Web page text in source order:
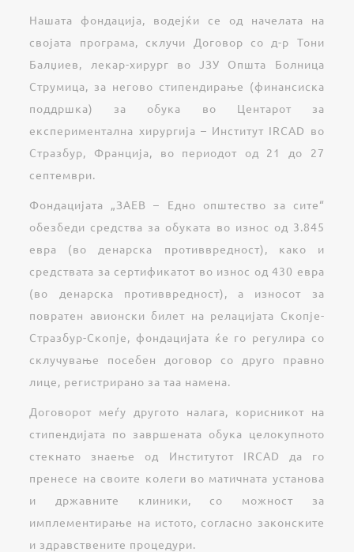
Нашата фондација, водејќи се од начелата на
својата програма, склучи Договор со д-р Тони
Балџиев, лекар-хирург во ЈЗУ Општа Болница
Струмица, за негово стипендирање (финансиска
поддршка) за обука во Центарот за
експериментална хирургија – Институт IRCAD во
Стразбур, Франција, во периодот од 21 до 27
септември.
Фондацијата „ЗАЕВ – Едно општество за сите“
обезбеди средства за обуката во износ од 3.845
евра (во денарска противвредност), како и
средствата за сертификатот во износ од 430 евра
(во денарска противвредност), а износот за
повратен авионски билет на релацијата Скопје-
Стразбур-Скопје, фондацијата ќе го регулира со
склучување посебен договор со друго правно
лице, регистрирано за таа намена.
Договорот меѓу другото налага, корисникот на
стипендијата по завршената обука целокупното
стекнато знаење од Институтот IRCAD да го
пренесе на своите колеги во матичната установа
и државните клиники, со можност за
имплементирање на истото, согласно законските
и здравствените процедури.